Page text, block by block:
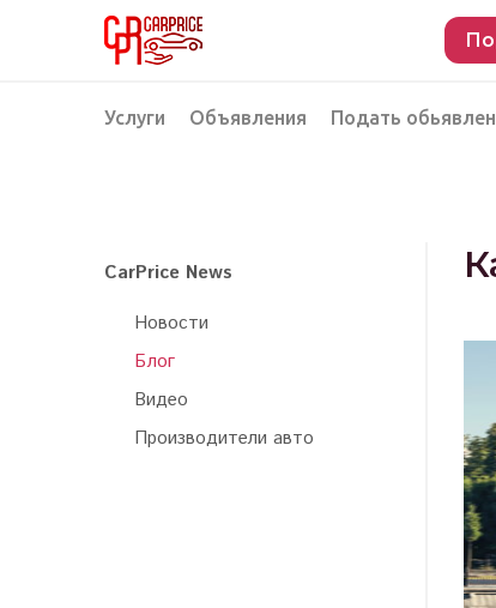
Услуги
Проверка автомобиля перед покупкой
Объявления Подать
CarPrice News
Новости
Блог
Видео
Производители авто